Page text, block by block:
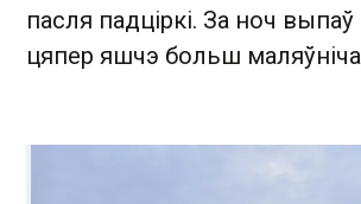
пасля падціркі. За ноч
цяпер яшчэ больш маляўніча